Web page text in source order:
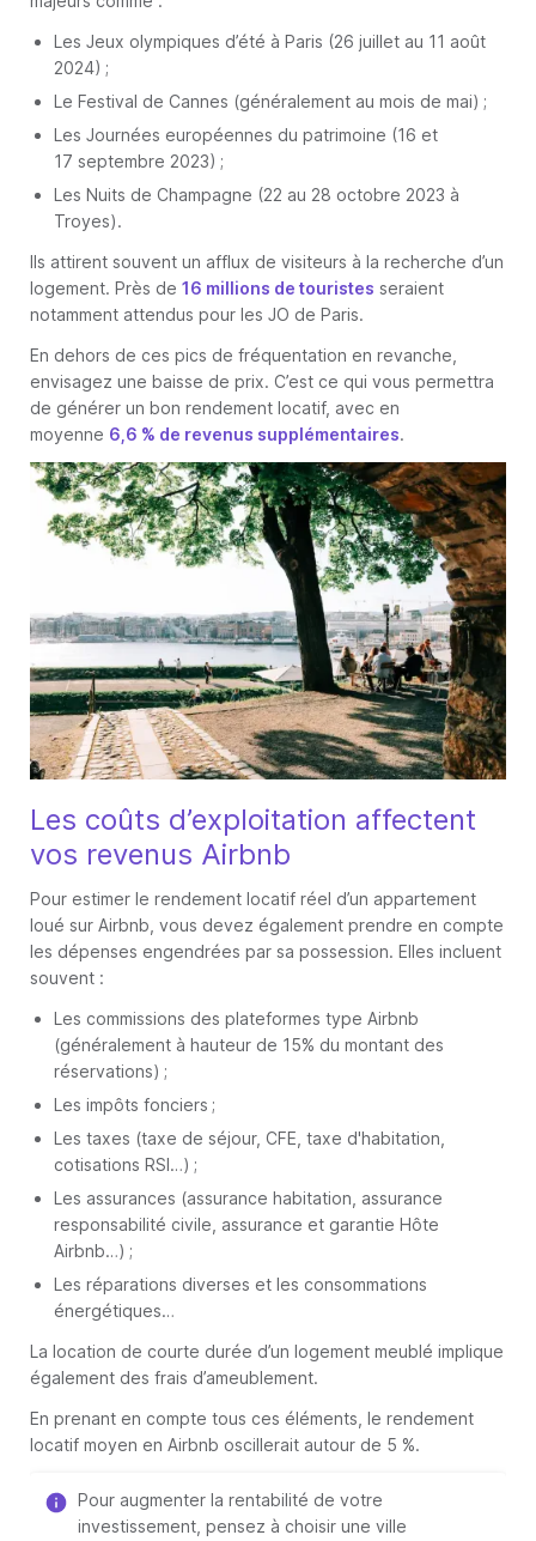
Les Jeux olympiques d’été à Paris (26 juillet au 11 août
2024) ;
Le Festival de Cannes (généralement au mois de mai) ;
Les Journées européennes du patrimoine (16 et
17 septembre 2023) ;
Les Nuits de Champagne (22 au 28 octobre 2023 à
Troyes).
Ils attirent souvent un afflux de visiteurs à la recherche d’un
logement. Près de 16 millions de touristes seraient
notamment attendus pour les JO de Paris.
En dehors de ces pics de fréquentation en revanche,
envisagez une baisse de prix. C’est ce qui vous permettra
de générer un bon rendement locatif, avec en
moyenne 6,6 % de revenus supplémentaires.
Les coûts d’exploitation affectent
vos revenus Airbnb
Pour estimer le rendement locatif réel d’un appartement
loué sur Airbnb, vous devez également prendre en compte
les dépenses engendrées par sa possession. Elles incluent
souvent :
Les commissions des plateformes type Airbnb
(généralement à hauteur de 15% du montant des
réservations) ;
Les impôts fonciers ;
Les taxes (taxe de séjour, CFE, taxe d'habitation,
cotisations RSI…) ;
Les assurances (assurance habitation, assurance
responsabilité civile, assurance et garantie Hôte
Airbnb…) ;
Les réparations diverses et les consommations
énergétiques…
La location de courte durée d’un logement meublé implique
également des frais d’ameublement.
En prenant en compte tous ces éléments, le rendement
locatif moyen en Airbnb oscillerait autour de 5 %.
Pour augmenter la rentabilité de votre
investissement, pensez à choisir une ville